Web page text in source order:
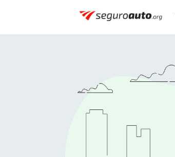
0800 591 8084